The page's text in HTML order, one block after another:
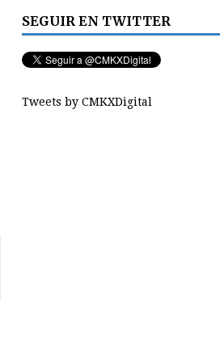
SEGUIR EN TWITTER
Tweets by CMKXDigital